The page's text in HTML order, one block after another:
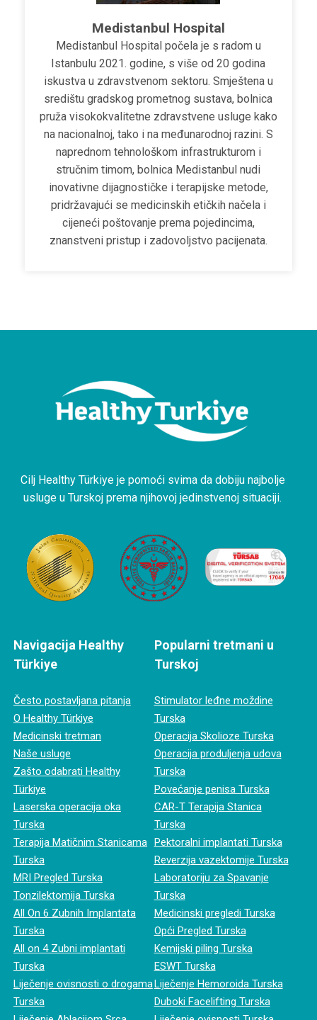
Medistanbul Hospital
Medistanbul Hospital počela je s radom u
Istanbulu 2021. godine, s više od 20 godina
iskustva u zdravstvenom sektoru. Smještena u
središtu gradskog prometnog sustava, bolnica
pruža visokokvalitetne zdravstvene usluge kako
na nacionalnoj, tako i na međunarodnoj razini. S
naprednom tehnološkom infrastrukturom i
stručnim timom, bolnica Medistanbul nudi
inovativne dijagnostičke i terapijske metode,
pridržavajući se medicinskih etičkih načela i
cijeneći poštovanje prema pojedincima,
znanstveni pristup i zadovoljstvo pacijenata.
Cilj Healthy Türkiye je pomoći svima da dobiju najbolje
usluge u Turskoj prema njihovoj jedinstvenoj situaciji.
Navigacija Healthy
Türkiye
Često postavljana pitanja
O Healthy Türkiye
Medicinski tretman
Naše usluge
Zašto odabrati Healthy
Türkiye
Laserska operacija oka
Turska
Terapija Matičnim Stanicama
Turska
MRI Pregled Turska
Tonzilektomija Turska
All On 6 Zubnih Implantata
Turska
All on 4 Zubni implantati
Turska
Liječenje ovisnosti o drogama
Turska
Popularni tretmani u
Turskoj
Stimulator leđne moždine
Turska
Operacija Skolioze Turska
Operacija produljenja udova
Turska
Povećanje penisa Turska
CAR-T Terapija Stanica
Turska
Pektoralni implantati Turska
Reverzija vazektomije Turska
Laboratoriju za Spavanje
Turska
Medicinski pregledi Turska
Opći Pregled Turska
Kemijski piling Turska
ESWT Turska
Liječenje Hemoroida Turska
Duboki Facelifting Turska